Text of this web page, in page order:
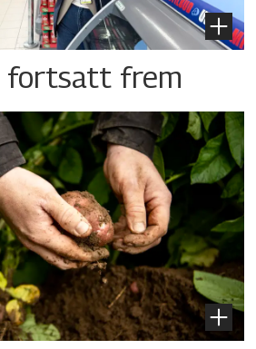
fortsatt frem